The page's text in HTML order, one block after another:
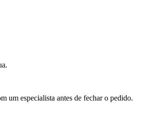
um especialista antes de fechar o pedido.